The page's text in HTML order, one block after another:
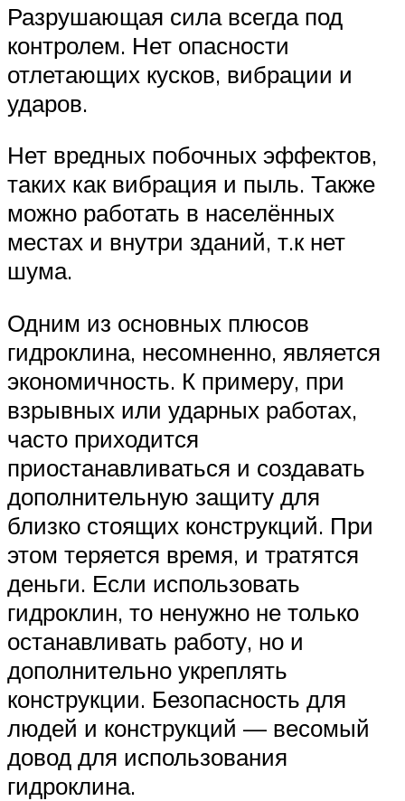
Разрушающая сила всегда под
контролем. Нет опасности
отлетающих кусков, вибрации и
ударов.
Нет вредных побочных эффектов,
таких как вибрация и пыль. Также
можно работать в населённых
местах и внутри зданий, т.к нет
шума.
Одним из основных плюсов
гидроклина, несомненно, является
экономичность. К примеру, при
взрывных или ударных работах,
часто приходится
приостанавливаться и создавать
дополнительную защиту для
близко стоящих конструкций. При
этом теряется время, и тратятся
деньги. Если использовать
гидроклин, то ненужно не только
останавливать работу, но и
дополнительно укреплять
конструкции. Безопасность для
людей и конструкций — весомый
довод для использования
гидроклина.